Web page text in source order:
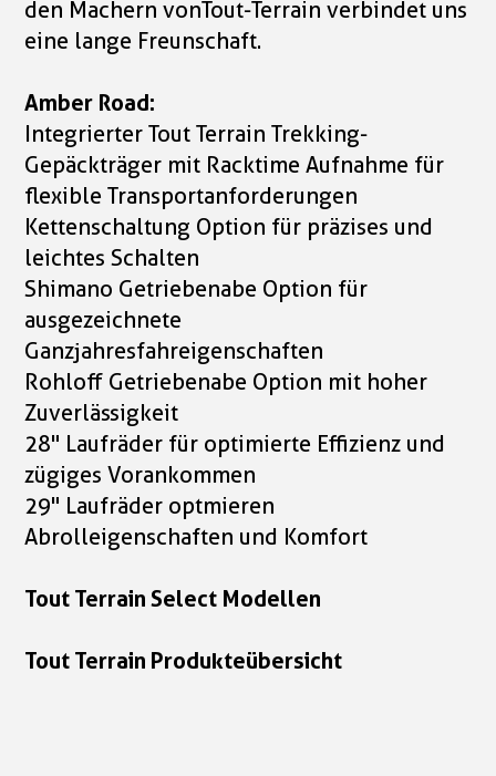
den Machern vonTout-Terrain verbindet uns
eine lange Freunschaft.
Amber Road:
Integrierter Tout Terrain Trekking-
Gepäckträger mit Racktime Aufnahme für
flexible Transportanforderungen
Kettenschaltung Option für präzises und
leichtes Schalten
Shimano Getriebenabe Option für
ausgezeichnete
Ganzjahresfahreigenschaften
Rohloff Getriebenabe Option mit hoher
Zuverlässigkeit
28" Laufräder für optimierte Effizienz und
zügiges Vorankommen
29" Laufräder optmieren
Abrolleigenschaften und Komfort
Tout Terrain Select Modellen
Tout Terrain Produkteübersicht